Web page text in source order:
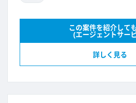
詳しく見る
この案件を紹介して
(エージェントサー